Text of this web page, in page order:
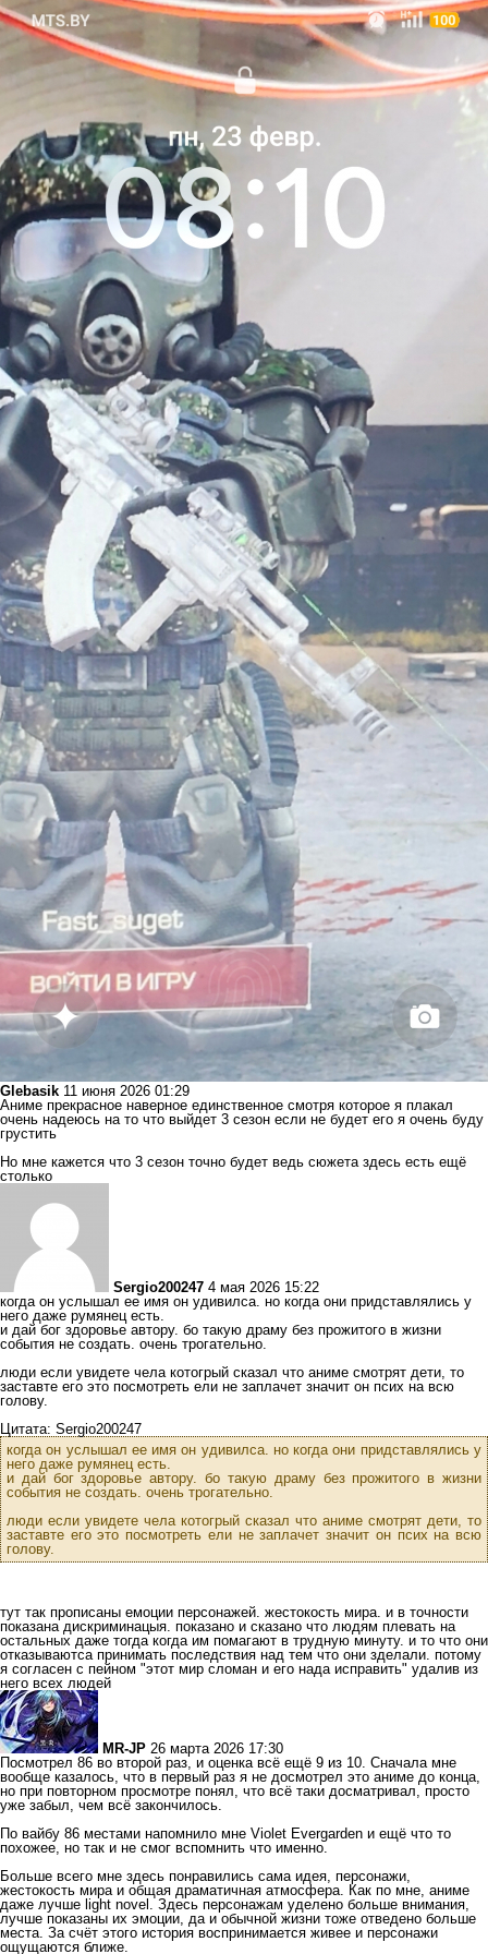
Glebasik 11 июня 2026 01:29
Аниме прекрасное наверное единственное смотря которое я плакал
очень надеюсь на то что выйдет 3 сезон если не будет его я очень буду
грустить
Но мне кажется что 3 сезон точно будет ведь сюжета здесь есть ещё
столько
Sergio200247 4 мая 2026 15:22
когда он услышал ее имя он удивилса. но когда они придставлялись у
него даже румянец есть.
и дай бог здоровье автору. бо такую драму без прожитого в жизни
события не создать. очень трогательно.
люди если увидете чела котогрый сказал что аниме смотрят дети, то
заставте его это посмотреть ели не заплачет значит он псих на всю
голову.
Цитата: Sergio200247
когда он услышал ее имя он удивилса. но когда они придставлялись у
него даже румянец есть.
и дай бог здоровье автору. бо такую драму без прожитого в жизни
события не создать. очень трогательно.
люди если увидете чела котогрый сказал что аниме смотрят дети, то
заставте его это посмотреть ели не заплачет значит он псих на всю
голову.
тут так прописаны емоции персонажей. жестокость мира. и в точности
показана дискриминацыя. показано и сказано что людям плевать на
остальных даже тогда когда им помагают в трудную минуту. и то что они
отказываютса принимать последствия над тем что они зделали. потому
я согласен с пейном "этот мир сломан и его нада исправить" удалив из
него всех людей
MR-JP 26 марта 2026 17:30
Посмотрел 86 во второй раз, и оценка всё ещё 9 из 10. Сначала мне
вообще казалось, что в первый раз я не досмотрел это аниме до конца,
но при повторном просмотре понял, что всё таки досматривал, просто
уже забыл, чем всё закончилось.
По вайбу 86 местами напомнило мне Violet Evergarden и ещё что то
похожее, но так и не смог вспомнить что именно.
Больше всего мне здесь понравились сама идея, персонажи,
жестокость мира и общая драматичная атмосфера. Как по мне, аниме
даже лучше light novel. Здесь персонажам уделено больше внимания,
лучше показаны их эмоции, да и обычной жизни тоже отведено больше
места. За счёт этого история воспринимается живее и персонажи
ощущаются ближе.